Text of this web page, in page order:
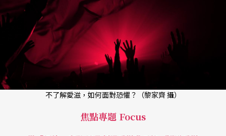
不了解愛滋，如何面對恐懼？（黎家齊 攝）
焦點專題 Focus